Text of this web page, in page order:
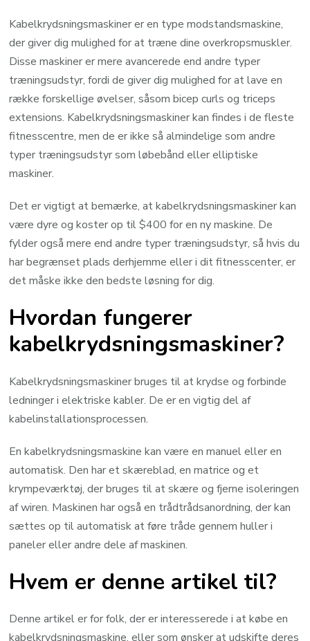
Kabelkrydsningsmaskiner er en type modstandsmaskine,
der giver dig mulighed for at træne dine overkropsmuskler.
Disse maskiner er mere avancerede end andre typer
træningsudstyr, fordi de giver dig mulighed for at lave en
række forskellige øvelser, såsom bicep curls og triceps
extensions. Kabelkrydsningsmaskiner kan findes i de fleste
fitnesscentre, men de er ikke så almindelige som andre
typer træningsudstyr som løbebånd eller elliptiske
maskiner.
Det er vigtigt at bemærke, at kabelkrydsningsmaskiner kan
være dyre og koster op til $400 for en ny maskine. De
fylder også mere end andre typer træningsudstyr, så hvis du
har begrænset plads derhjemme eller i dit fitnesscenter, er
det måske ikke den bedste løsning for dig.
Hvordan fungerer
kabelkrydsningsmaskiner?
Kabelkrydsningsmaskiner bruges til at krydse og forbinde
ledninger i elektriske kabler. De er en vigtig del af
kabelinstallationsprocessen.
En kabelkrydsningsmaskine kan være en manuel eller en
automatisk. Den har et skæreblad, en matrice og et
krympeværktøj, der bruges til at skære og fjerne isoleringen
af wiren. Maskinen har også en trådtrådsanordning, der kan
sættes op til automatisk at føre tråde gennem huller i
paneler eller andre dele af maskinen.
Hvem er denne artikel til?
Denne artikel er for folk, der er interesserede i at købe en
kabelkrydsningsmaskine, eller som ønsker at udskifte deres